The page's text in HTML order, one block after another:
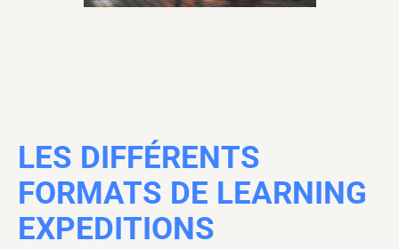
LES DIFFÉRENTS
FORMATS DE LEARNING
EXPEDITIONS